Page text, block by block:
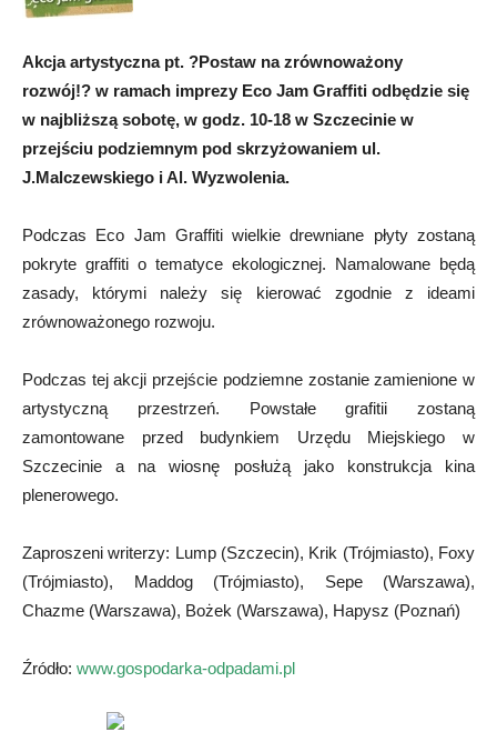
Akcja artystyczna pt. ?Postaw na zrównoważony
rozwój!? w ramach imprezy Eco Jam Graffiti odbędzie się
w najbliższą sobotę, w godz. 10-18 w Szczecinie w
przejściu podziemnym pod skrzyżowaniem ul.
J.Malczewskiego i Al. Wyzwolenia.
Podczas Eco Jam Graffiti wielkie drewniane płyty zostaną
pokryte graffiti o tematyce ekologicznej. Namalowane będą
zasady, którymi należy się kierować zgodnie z ideami
zrównoważonego rozwoju.
Podczas tej akcji przejście podziemne zostanie zamienione w
artystyczną przestrzeń. Powstałe grafitii zostaną
zamontowane przed budynkiem Urzędu Miejskiego w
Szczecinie a na wiosnę posłużą jako konstrukcja kina
plenerowego.
Zaproszeni writerzy: Lump (Szczecin), Krik (Trójmiasto), Foxy
(Trójmiasto), Maddog (Trójmiasto), Sepe (Warszawa),
Chazme (Warszawa), Bożek (Warszawa), Hapysz (Poznań)
Źródło: www.gospodarka-odpadami.pl